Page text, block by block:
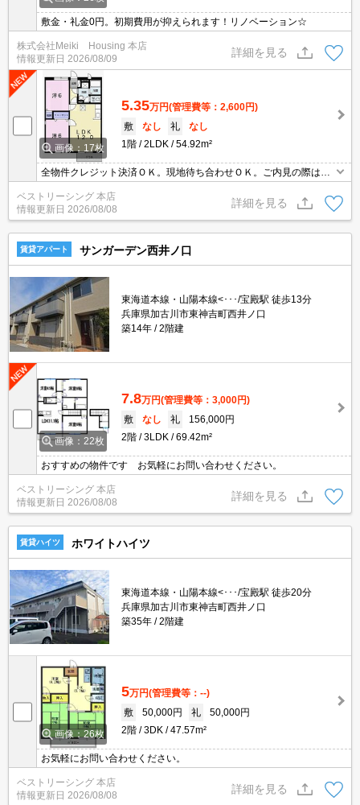
敷金・礼金0円。初期費用が抑えられます！リノベーション☆
株式会社Meiki Housing 本店
情報更新日 2026/08/09
詳細を見る
画像：17枚
5.35万円(管理費等：2,600円)
敷
なし 礼
なし
1階
2LDK 54.92m²
全物件クレジット決済ＯＫ。現地待ち合わせＯＫ。ご内見の際はお
気軽にお問い合わせください。
ベストリーシング 本店
情報更新日 2026/08/08
詳細を見る
賃貸アパート サンガーデン西井ノ口
東海道本線・山陽本線<･･･/宝殿駅 徒歩13分
兵庫県加古川市東神吉町西井ノ口
築14年
2階建
画像：22枚
7.8万円(管理費等：3,000円)
敷
なし 礼
156,000円
2階
3LDK 69.42m²
おすすめの物件です お気軽にお問い合わせください。
ベストリーシング 本店
情報更新日 2026/08/08
詳細を見る
賃貸ハイツ ホワイトハイツ
東海道本線・山陽本線<･･･/宝殿駅 徒歩20分
兵庫県加古川市東神吉町西井ノ口
築35年
2階建
画像：26枚
5万円(管理費等：--)
敷
50,000円 礼
50,000円
2階
3DK 47.57m²
お気軽にお問い合わせください。
ベストリーシング 本店
情報更新日 2026/08/08
詳細を見る